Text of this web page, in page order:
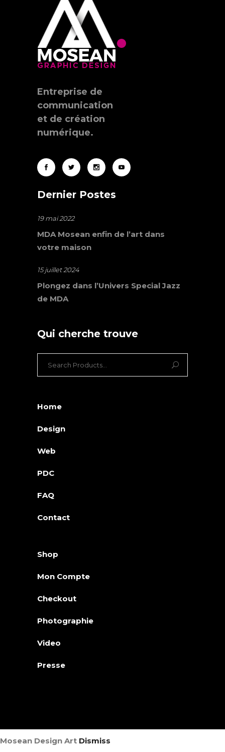
Entreprise de
communication
et de création
numérique.
Dernier Postes
19 mai 2022
MDA Mosean enfin de l’art dans
votre maison
15 juillet 2024
Plongez dans l’Univers Special Jazz
de MDA
Qui cherche trouve
Home
Design
Web
PDC
FAQ
Contact
Shop
Mon Compte
Checkout
Photographie
Video
Presse
Mosean Design Art Dismiss